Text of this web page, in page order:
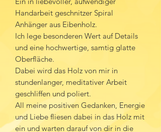
Handarbeit geschnitzer Spiral
Anhänger aus Eibenholz.
Ich lege besonderen Wert auf Details
und eine hochwertige, samtig glatte
Oberfläche.
Dabei wird das Holz von mir in
stundenlanger, meditativer Arbeit
geschliffen und poliert.
All meine positiven Gedanken, Energie
und Liebe fliesen dabei in das Holz mit
ein und warten darauf von dir in die